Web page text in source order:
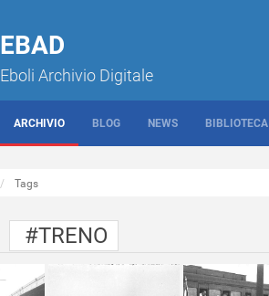
EBAD
Eboli Archivio Digitale
ARCHIVIO BLOG NEWS BIBLIOTECA
Tags
#TRENO